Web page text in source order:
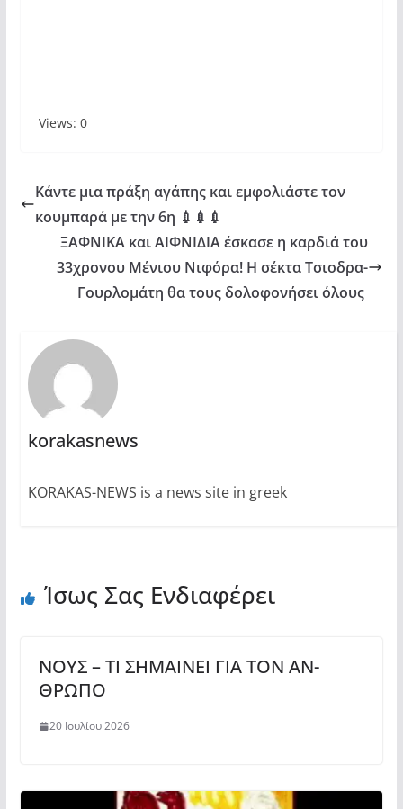
Views: 0
Κάντε μια πράξη αγάπης και εμφολιάστε τον
κουμπαρά με την 6η 💉💉💉
ΞΑΦΝΙΚΑ και ΑΙΦΝΙΔΙΑ έσκασε η καρδιά του
33χρονου Μένιου Νιφόρα! Η σέκτα Τσιοδρα-
Γουρλομάτη θα τους δολοφονήσει όλους
korakasnews
KORAKAS-NEWS is a news site in greek
Ίσως Σας Ενδιαφέρει
ΝΟΥΣ – ΤΙ ΣΗΜΑΙΝΕΙ ΓΙΑ ΤΟΝ ΑΝ-
ΘΡΩΠΟ
20 Ιουλίου 2026